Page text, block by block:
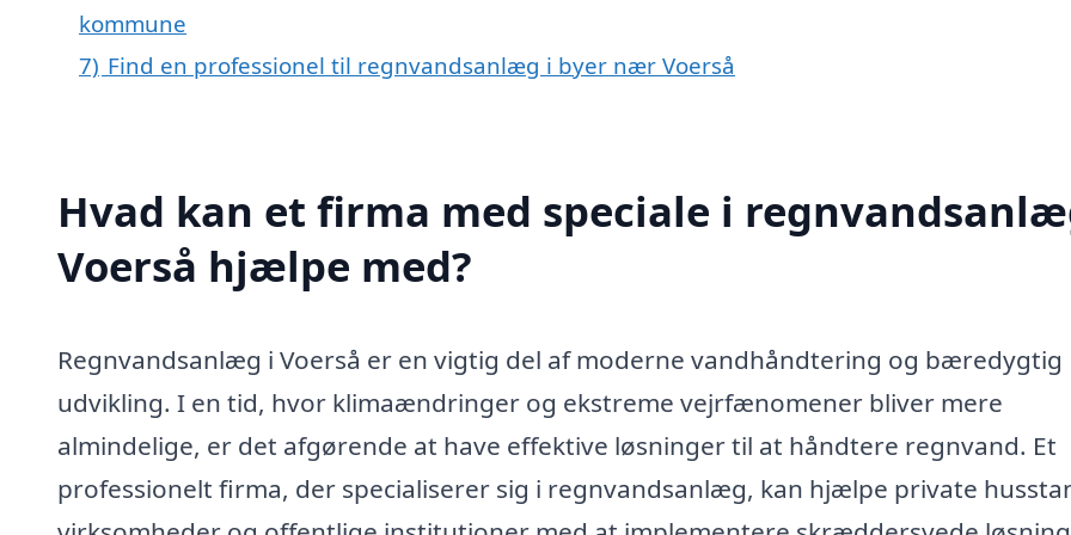
kommune
7) Find en professionel til regnvandsanlæg i byer nær Voerså
Hvad kan et firma med speciale i
Voerså hjælpe med?
Regnvandsanlæg i Voerså er en vigtig del af moderne vandhåndtering og bæredygtig
udvikling. I en tid, hvor klimaændringer og ekstreme vejrfænomener bliver mere
almindelige, er det afgørende at have effektive løsninger til at håndtere regnvand. Et
professionelt firma, der specialiserer sig i regnvandsanlæg, kan hjælpe private